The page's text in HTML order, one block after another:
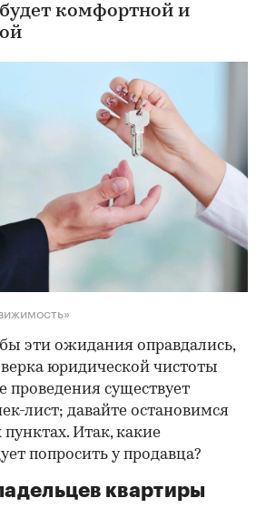
комфортной и
эти ожидания оправдались,
юридической чистоты
проведения существует
лист; давайте остановимся
Итак, какие
попросить у продавца?
квартиры